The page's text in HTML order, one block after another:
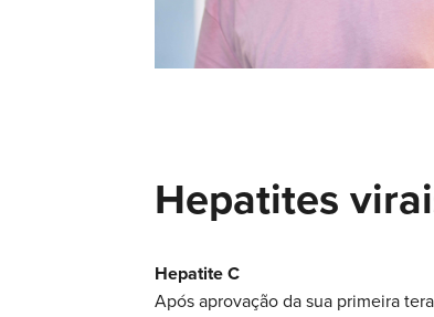
Hepatites
Hepatite C
Após aprovação da sua primeira